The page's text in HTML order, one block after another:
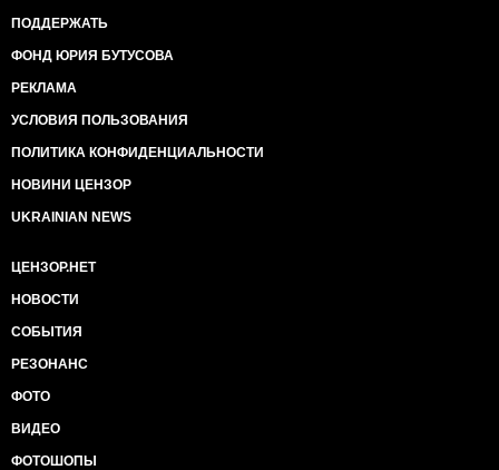
ПОДДЕРЖАТЬ
ФОНД ЮРИЯ БУТУСОВА
РЕКЛАМА
УСЛОВИЯ ПОЛЬЗОВАНИЯ
ПОЛИТИКА КОНФИДЕНЦИАЛЬНОСТИ
НОВИНИ ЦЕНЗОР
UKRAINIAN NEWS
ЦЕНЗОР.НЕТ
НОВОСТИ
СОБЫТИЯ
РЕЗОНАНС
ФОТО
ВИДЕО
ФОТОШОПЫ